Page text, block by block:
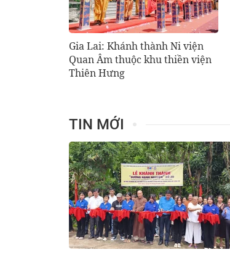
Gia Lai: Khánh thành Ni viện
Quan Âm thuộc khu thiền viện
Thiên Hưng
TIN MỚI